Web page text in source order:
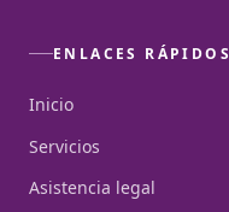
ENLACES RÁPIDOS
Inicio
Servicios
Asistencia legal